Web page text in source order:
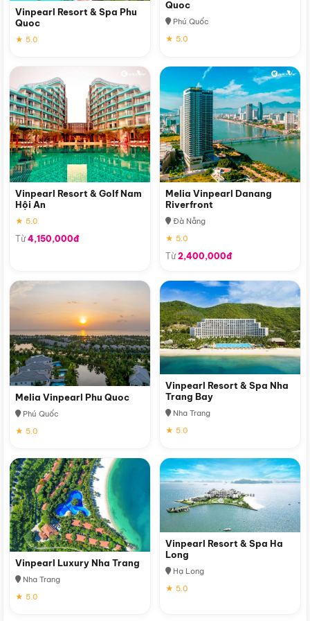
Vinpearl Resort & Spa Phu
Quoc
★ 5.0
Quoc
Phú Quốc
★ 5.0
Vinpearl Resort & Golf Nam
Hội An
★ 5.0
Từ4,150,000đ
Melia Vinpearl Danang
Riverfront
Đà Nẵng
★ 5.0
Từ2,400,000đ
Melia Vinpearl Phu Quoc
Phú Quốc
★ 5.0
Vinpearl Resort & Spa Nha
Trang Bay
Nha Trang
★ 5.0
Vinpearl Luxury Nha Trang
Nha Trang
★ 5.0
Vinpearl Resort & Spa Ha
Long
Hạ Long
★ 5.0